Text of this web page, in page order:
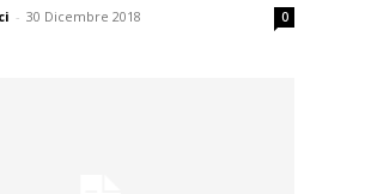
- 30 Dicembre 2018 0